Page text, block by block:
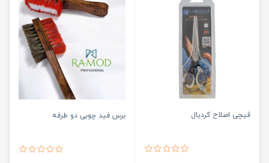
قیچی اصلاح کردیال برس فید چوبی دو طرفه